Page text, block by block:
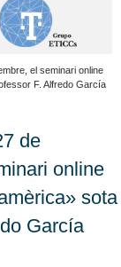
el seminari online
F. Alfredo García
de
online
sota
García